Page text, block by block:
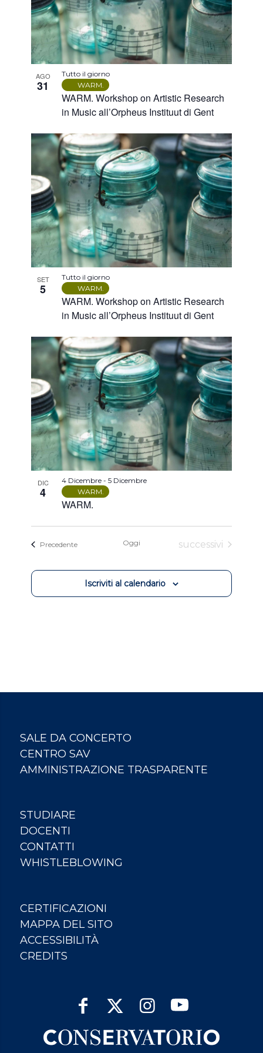
foto
AGO
31
WARM. Workshop on Artistic Research
in Music all’Orpheus Instituut di Gent
Tutto il giorno
WARM.
SET
5
WARM. Workshop on Artistic Research
in Music all’Orpheus Instituut di Gent
Tutto il giorno
WARM.
DIC
4
WARM.
4 Dicembre -5 Dicembre
WARM.
PrecedenteEventi Oggi Eventi
successivi
Iscriviti al calendario
SALE DA CONCERTO
CENTRO SAV
AMMINISTRAZIONE TRASPARENTE
STUDIARE
DOCENTI
CONTATTI
WHISTLEBLOWING
CERTIFICAZIONI
MAPPA DEL SITO
ACCESSIBILITÀ
CREDITS